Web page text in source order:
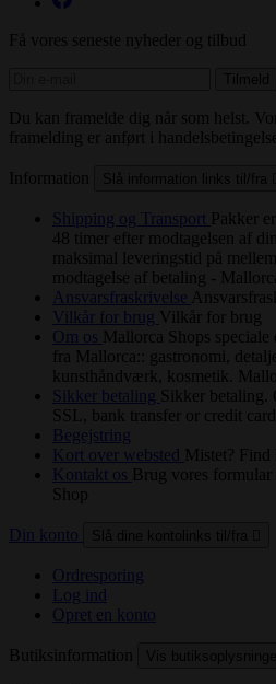
Få vores seneste nyheder og tilbud
Du kan framelde dig når som helst.
framelding er anført i
Information
Shipping og Transport Pakker
48 timer efter modtagelsen af
maksimal leveringstid på
modtagelse af betaling -
Ansvarsfraskrivelse
Vilkår for brug Vilkår for brug
Om os Mallorca Shops speciale
fra Mallorca:: gastronomi,
kunsthåndværk, kosmetik.
Sikker betaling Sikker betaling.
SSL, bank transfer or credit
Begejstring
Kort over websted
Mistet? Find
Kontakt os Brug vores
Shop
Din konto
Ordresporing
Log ind
Opret en konto
Butiksinformation